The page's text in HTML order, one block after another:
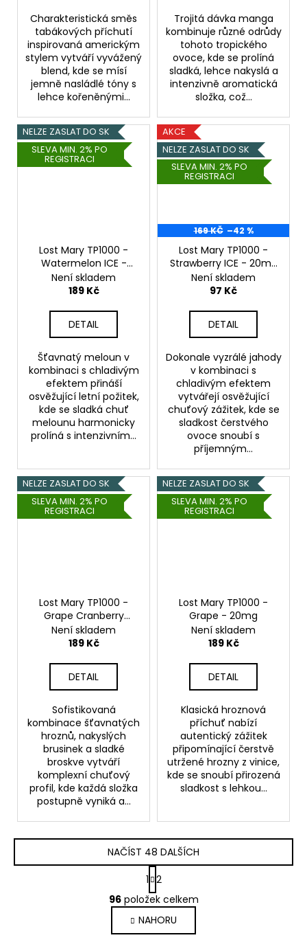
Charakteristická směs
tabákových příchutí
inspirovaná americkým
stylem vytváří vyvážený
blend, kde se mísí
jemně nasládlé tóny s
lehce kořeněnými...
Trojitá dávka manga
kombinuje různé odrůdy
tohoto tropického
ovoce, kde se prolíná
sladká, lehce nakyslá a
intenzivně aromatická
složka, což...
NELZE ZASLAT DO SK
SLEVA MIN. 2% PO
REGISTRACI
Lost Mary TP1000 -
Watermelon ICE -
20mgVodní meloun,
Chladivá složka (ICE)
Není skladem
189 Kč
DETAIL
Šťavnatý meloun v
kombinaci s chladivým
efektem přináší
osvěžující letní požitek,
kde se sladká chuť
melounu harmonicky
prolíná s intenzivním...
AKCE
NELZE ZASLAT DO SK
SLEVA MIN. 2% PO
REGISTRACI
169 KČ –42 %
Lost Mary TP1000 -
Strawberry ICE - 20mg
Jahoda, Chladivá
složka (ICE)
Není skladem
97 Kč
DETAIL
Dokonale vyzrálé jahody
v kombinaci s
chladivým efektem
vytvářejí osvěžující
chuťový zážitek, kde se
sladkost čerstvého
ovoce snoubí s
příjemným...
NELZE ZASLAT DO SK
SLEVA MIN. 2% PO
REGISTRACI
Lost Mary TP1000 -
Grape Cranberry
Peach - 20mg
Hroznové víno,
Není skladem
189 Kč
DETAIL
Sofistikovaná
kombinace šťavnatých
hroznů, nakyslých
brusinek a sladké
broskve vytváří
komplexní chuťový
profil, kde každá složka
postupně vyniká a...
NELZE ZASLAT DO SK
SLEVA MIN. 2% PO
REGISTRACI
Lost Mary TP1000 -
Grape - 20mg
Není skladem
189 Kč
DETAIL
Klasická hroznová
příchuť nabízí
autentický zážitek
připomínající čerstvě
utržené hrozny z vinice,
kde se snoubí přirozená
sladkost s lehkou...
O
v
l
á
NAČÍST 48 DALŠÍCH
S
t
r
á
n
k
1 2
96položek celkem
NAHORU